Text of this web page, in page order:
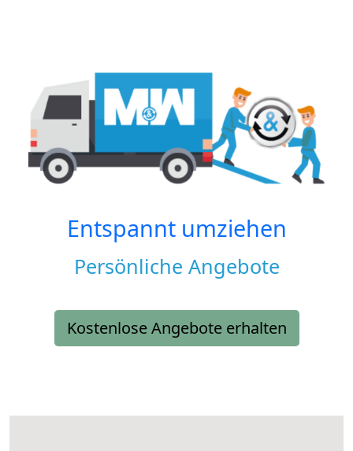
Entspannt umziehen
Persönliche Angebote
Kostenlose Angebote erhalten